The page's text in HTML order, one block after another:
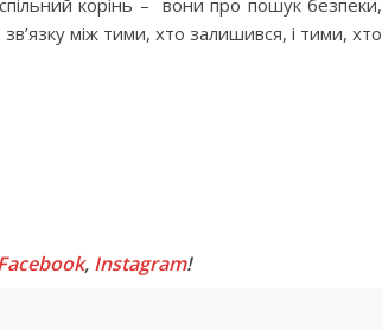
корінь – вони про пошук безпеки,
між тими, хто залишився, і тими, хто
, Instagram!